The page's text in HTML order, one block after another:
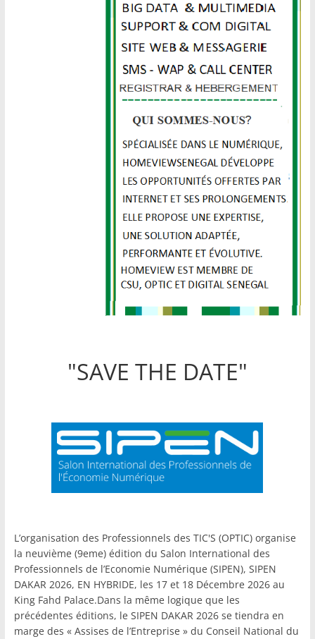
"SAVE THE DATE"
L’organisation des Professionnels des TIC'S (OPTIC) organise
la neuvième (9eme) édition du Salon International des
Professionnels de l’Economie Numérique (SIPEN), SIPEN
DAKAR 2026, EN HYBRIDE, les 17 et 18 Décembre 2026 au
King Fahd Palace.Dans la même logique que les
précédentes éditions, le SIPEN DAKAR 2026 se tiendra en
marge des « Assises de l’Entreprise » du Conseil National du